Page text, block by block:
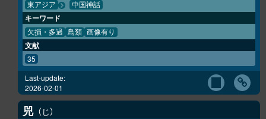
東アジア 中国神話
キーワード
欠損・多過 鳥類 画像有り
文献
35
Last-update:
2026-02-01
兕 じ